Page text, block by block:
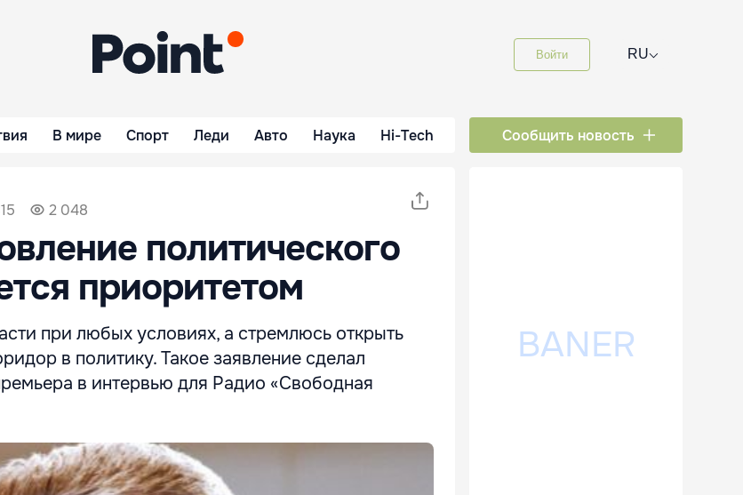
Войти RU⌵
В мире Спорт Леди Авто Наука Hi-Tech Сообщить новость
2 048
политического
приоритетом
при любых условиях, а стремлюсь открыть
в политику. Такое заявление сделал
в интервью для Радио «Свободная